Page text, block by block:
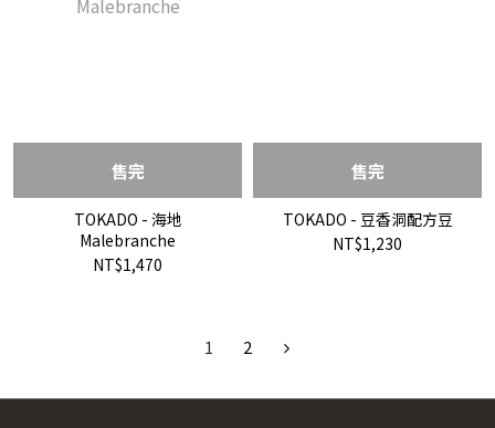
售完
TOKADO - 海地
Malebranche
NT$1,470
售完
TOKADO - 豆香洞配方豆
NT$1,230
1 2